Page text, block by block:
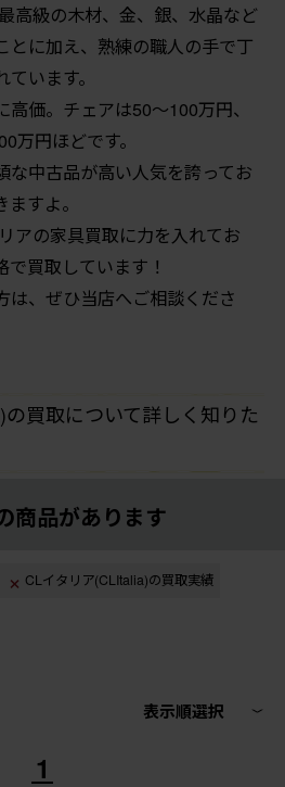
高級の木材、金、銀、水晶など
とに加え、熟練の職人の手で丁
います。
価。チェアは50〜100万円、
万円ほどです。
な中古品が高い人気を誇ってお
すよ。
アの家具買取に力を入れてお
で買取しています！
は、ぜひ当店へご相談くださ
買取について詳しく知りた
商品があります
CLイタリア(CLItalia)の買取実績
表示順選択
1